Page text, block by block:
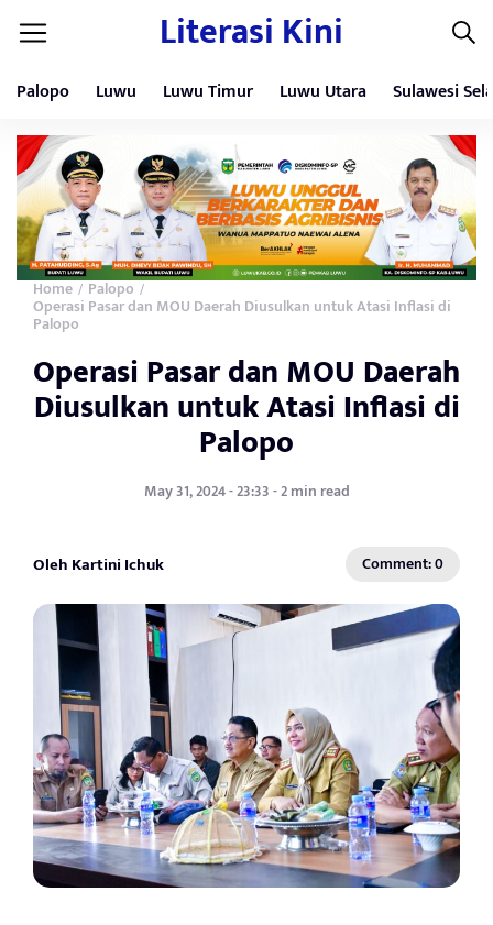
Literasi Kini
Palopo Luwu Luwu Timur Luwu Utara Sulawesi
Home / Palopo /
Operasi Pasar dan MOU Daerah Diusulkan untuk Atasi Inflasi di
Palopo
Operasi Pasar dan MOU Daerah
Diusulkan untuk Atasi Inflasi di
Palopo
May 31, 2024 - 23:33 - 2 min read
Oleh Kartini Ichuk Comment: 0